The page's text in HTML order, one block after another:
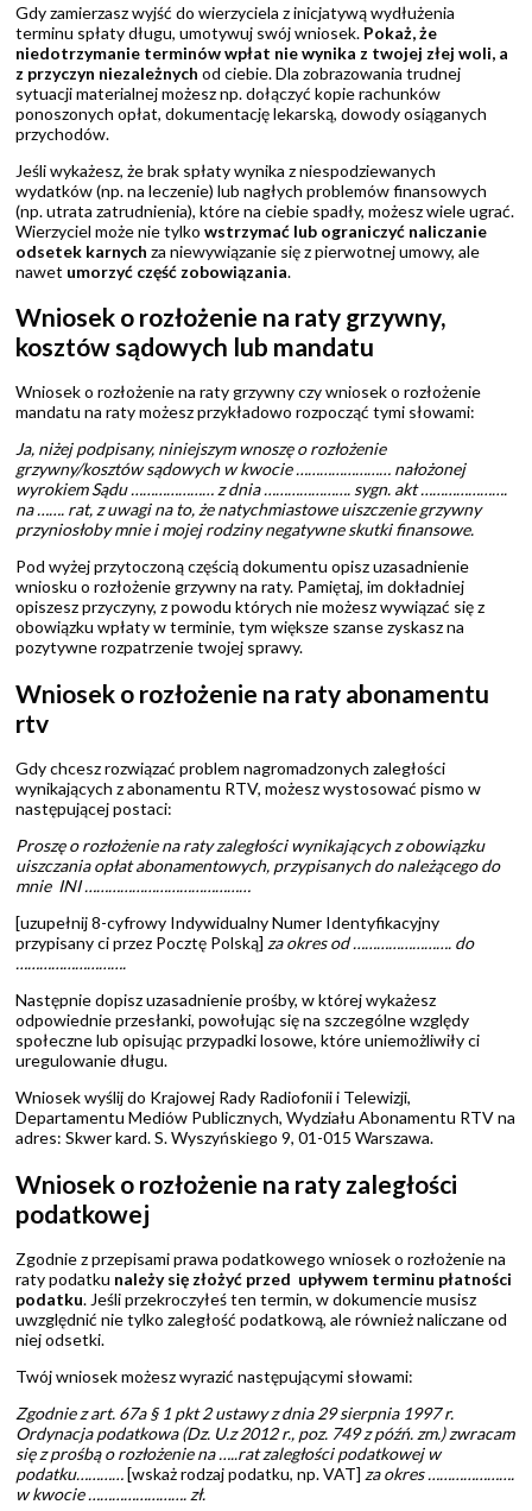
Gdy zamierzasz wyjść do wierzyciela z inicjatywą wydłużenia
terminu spłaty długu, umotywuj swój wniosek. Pokaż, że
niedotrzymanie terminów wpłat nie wynika z twojej złej woli, a
z przyczyn niezależnych od ciebie. Dla zobrazowania trudnej
sytuacji materialnej możesz np. dołączyć kopie rachunków
ponoszonych opłat, dokumentację lekarską, dowody osiąganych
przychodów.
Jeśli wykażesz, że brak spłaty wynika z niespodziewanych
wydatków (np. na leczenie) lub nagłych problemów finansowych
(np. utrata zatrudnienia), które na ciebie spadły, możesz wiele ugrać.
Wierzyciel może nie tylko wstrzymać lub ograniczyć naliczanie
odsetek karnychza niewywiązanie się z pierwotnej umowy, ale
nawet umorzyć część zobowiązania.
Wniosek o rozłożenie na raty grzywny,
kosztów sądowych lub mandatu
Wniosek o rozłożenie na raty grzywny czy wniosek o rozłożenie
mandatu na raty możesz przykładowo rozpocząć tymi słowami:
Ja, niżej podpisany, niniejszym wnoszę o rozłożenie
grzywny/kosztów sądowych w kwocie …………………… nałożonej
wyrokiem Sądu ………………… z dnia …………………. sygn. akt ………………….
na ……. rat, z uwagi na to, że natychmiastowe uiszczenie grzywny
przyniosłoby mnie i mojej rodziny negatywne skutki finansowe.
Pod wyżej przytoczoną częścią dokumentu opisz uzasadnienie
wniosku o rozłożenie grzywny na raty. Pamiętaj, im dokładniej
opiszesz przyczyny, z powodu których nie możesz wywiązać się z
obowiązku wpłaty w terminie, tym większe szanse zyskasz na
pozytywne rozpatrzenie twojej sprawy.
Wniosek o rozłożenie na raty abonamentu
rtv
Gdy chcesz rozwiązać problem nagromadzonych zaległości
wynikających z abonamentu RTV, możesz wystosować pismo w
następującej postaci:
Proszę o rozłożenie na raty zaległości wynikających z obowiązku
uiszczania opłat abonamentowych, przypisanych do należącego do
mnie INI ……………………………………
[uzupełnij 8-cyfrowy Indywidualny Numer Identyfikacyjny
przypisany ci przez Pocztę Polską] za okres od ……………………. do
……………………….
Następnie dopisz uzasadnienie prośby, w której wykażesz
odpowiednie przesłanki, powołując się na szczególne względy
społeczne lub opisując przypadki losowe, które uniemożliwiły ci
uregulowanie długu.
Wniosek wyślij do Krajowej Rady Radiofonii i Telewizji,
Departamentu Mediów Publicznych, Wydziału Abonamentu RTV na
adres: Skwer kard. S. Wyszyńskiego 9, 01-015 Warszawa.
Wniosek o rozłożenie na raty zaległości
podatkowej
Zgodnie z przepisami prawa podatkowego wniosek o rozłożenie na
raty podatku należy się złożyć przed upływem terminu płatności
podatku. Jeśli przekroczyłeś ten termin, w dokumencie musisz
uwzględnić nie tylko zaległość podatkową, ale również naliczane od
niej odsetki.
Twój wniosek możesz wyrazić następującymi słowami:
Zgodnie z art. 67a § 1 pkt 2 ustawy z dnia 29 sierpnia 1997 r.
Ordynacja podatkowa (Dz. U.z 2012 r., poz. 749 z późń. zm.) zwracam
się z prośbą o rozłożenie na …..rat zaległości podatkowej w
podatku…………[wskaż rodzaj podatku, np. VAT] za okres ………………….
w kwocie ……………………. zł.